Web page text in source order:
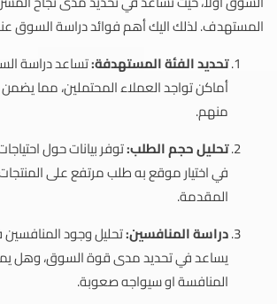
المستهدف. لذلك اليك أهم فوائد دراسة السوق عند
تحديد الفئة المستهدفة:تساعد دراسة
أماكن تواجد العملاء المحتملين، مما
منهم.
تحليل حجم الطلب:توفر بيانات حول
في اختيار موقع به طلب مرتفع على
المقدمة.
دراسة المنافسين:تحليل وجود
يساعد في تحديد مدى قوة السوق، وهل
المنافسة او سيواجه صعوبة.